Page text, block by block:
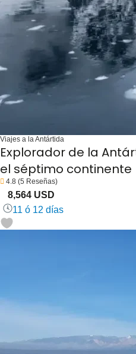
Viajes a la Antártida
Explorador de la
el séptimo continente
4.8 (5 Reseñas)
8,564 USD
11 ó 12 días